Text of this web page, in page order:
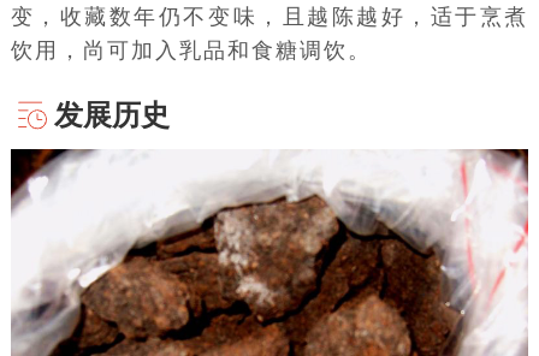
变 ，收藏数年仍不变味，且越陈越好，适于烹煮
饮用，尚可加入乳品和食糖调饮。
发展历史